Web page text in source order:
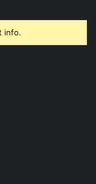
info.